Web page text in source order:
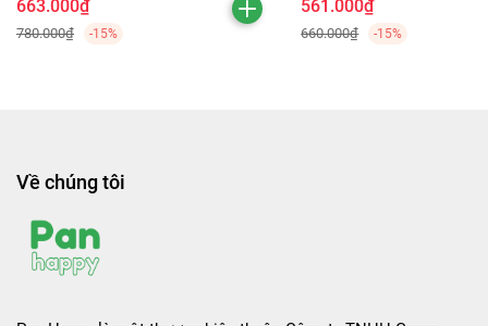
663.000₫
780.000₫ -15%
561.000₫
660.000₫ -15%
Về chúng tôi